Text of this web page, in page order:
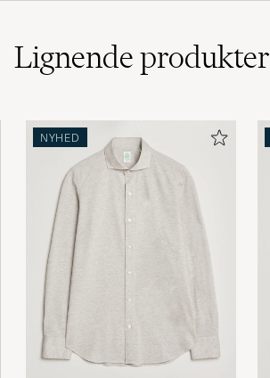
Lignendeprodukter
NYHED